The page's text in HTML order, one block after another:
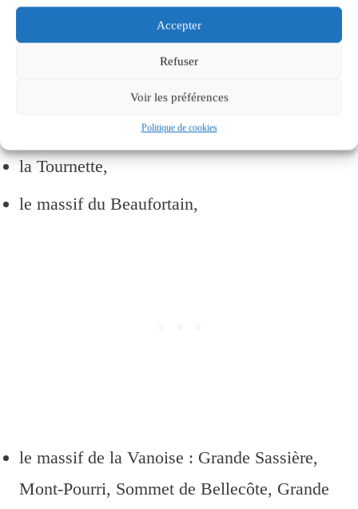
Accepter
Refuser
Voir les préférences
Politique de cookies
les Dents de Lanfon,
la chaîne des Aravis et son plus haut
sommet, la Pointe Percée,
la Tournette,
le massif du Beaufortain,
le massif de la Vanoise : Grande Sassière,
Mont-Pourri, Sommet de Bellecôte, Grande